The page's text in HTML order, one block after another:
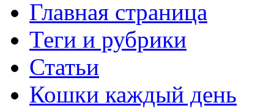
Главная страница
Теги и рубрики
Статьи
Кошки каждый день